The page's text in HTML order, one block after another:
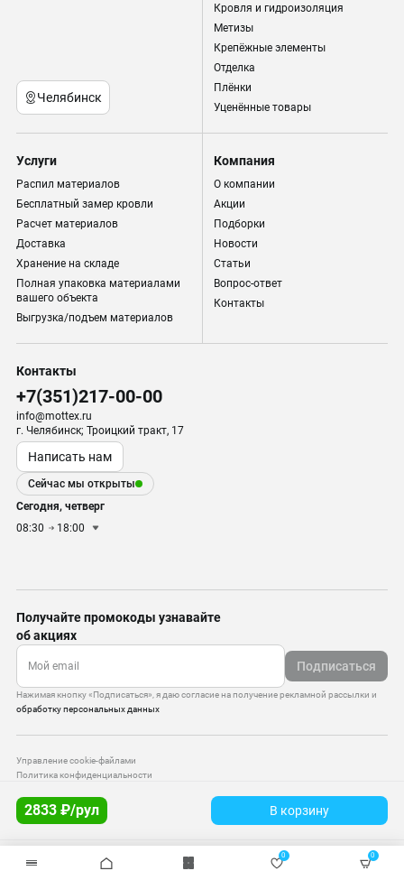
2833 ₽/рул В корзину
Челябинск
Кровля и гидроизоляция
Метизы
Крепёжные элементы
Отделка
Плёнки
Уценённые товары
Услуги
Распил материалов
Бесплатный замер кровли
Расчет материалов
Доставка
Хранение на складе
Полная упаковка материалами
вашего объекта
Выгрузка/подъем материалов
Компания
О компании
Акции
Подборки
Новости
Статьи
Вопрос-ответ
Контакты
Контакты
+7(351)217-00-00
info@mottex.ru
г. Челябинск; Троицкий тракт, 17
Написать нам
Сейчас мы открыты
Сегодня, четверг
08:30
18:00
Получайте промокоды узнавайте
об акциях
Подписаться
Нажимая кнопку «Подписаться», я даю согласие на получение рекламной рассылки и
обработку персональных данных
Управление cookie-файлами
Политика конфиденциальности
© 2010–2026 — ООО «Моттекс»
0 0